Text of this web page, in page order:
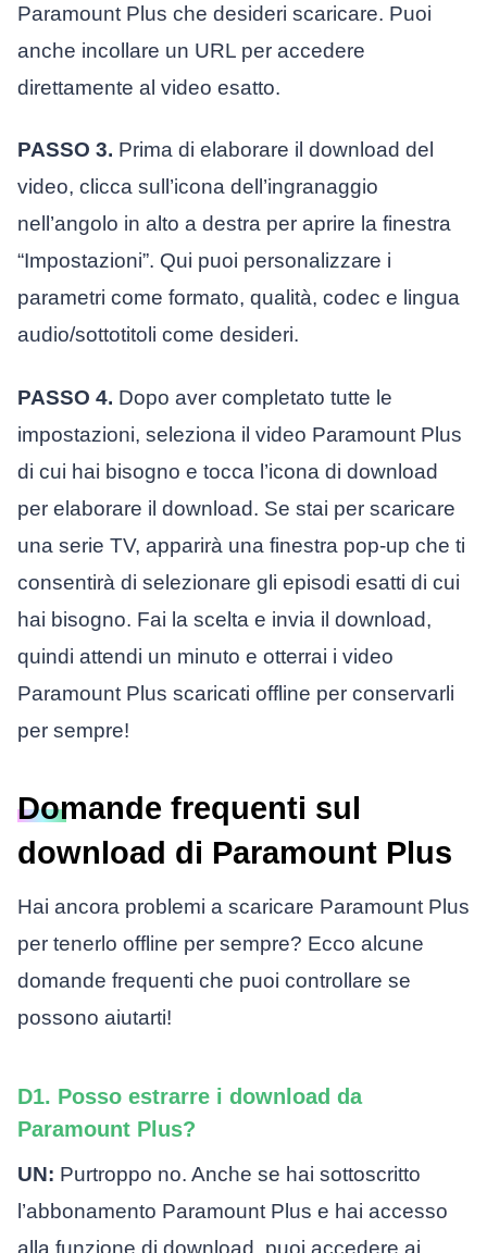
Paramount Plus che desideri scaricare. Puoi
anche incollare un URL per accedere
direttamente al video esatto.
PASSO 3. Prima di elaborare il download del
video, clicca sull’icona dell’ingranaggio
nell’angolo in alto a destra per aprire la finestra
“Impostazioni”. Qui puoi personalizzare i
parametri come formato, qualità, codec e lingua
audio/sottotitoli come desideri.
PASSO 4. Dopo aver completato tutte le
impostazioni, seleziona il video Paramount Plus
di cui hai bisogno e tocca l’icona di download
per elaborare il download. Se stai per scaricare
una serie TV, apparirà una finestra pop-up che ti
consentirà di selezionare gli episodi esatti di cui
hai bisogno. Fai la scelta e invia il download,
quindi attendi un minuto e otterrai i video
Paramount Plus scaricati offline per conservarli
per sempre!
Domande frequenti sul
download di Paramount Plus
Hai ancora problemi a scaricare Paramount Plus
per tenerlo offline per sempre? Ecco alcune
domande frequenti che puoi controllare se
possono aiutarti!
D1. Posso estrarre i download da
Paramount Plus?
UN: Purtroppo no. Anche se hai sottoscritto
l’abbonamento Paramount Plus e hai accesso
alla funzione di download, puoi accedere ai